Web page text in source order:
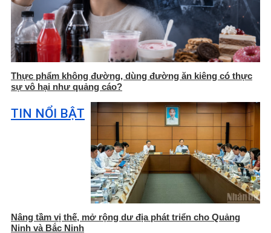
Thực phẩm không đường, dùng đường ăn kiêng có thực
sự vô hại như quảng cáo?
TIN NỔI BẬT
Nâng tầm vị thế, mở rộng dư địa phát triển cho Quảng
Ninh và Bắc Ninh